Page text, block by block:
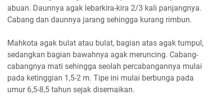
abuan. Daunnya agak lebarkira-kira 2/3 kali panjangnya.
Cabang dan daunnya jarang sehingga kurang rimbun.
Mahkota agak bulat atau bulat, bagian atas agak tumpul,
sedangkan bagian bawahnya agak meruncing. Cabang-
cabangnya mati sehingga seolah percabangannya mulai
pada ketinggian 1,5-2 m. Tipe ini mulai berbunga pada
umur 6,5-8,5 tahun sejak disemaikan.